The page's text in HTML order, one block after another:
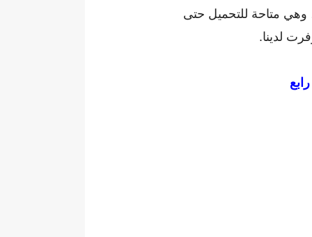
وهي متاحة للتحميل حتى
لدينا.